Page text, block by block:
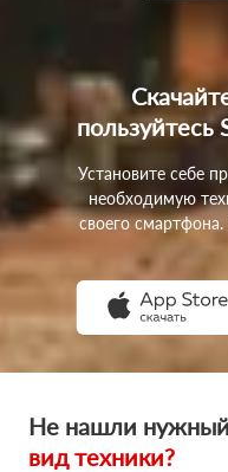
пользуйтесь
Установите себе
необходимую
своего
Не нашли нужный
вид техники?